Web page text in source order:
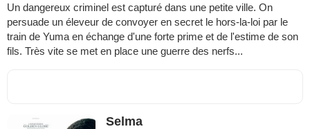
Un dangereux criminel est capturé dans une petite ville. On
persuade un éleveur de convoyer en secret le hors-la-loi par le
train de Yuma en échange d'une forte prime et de l'estime de son
fils. Très vite se met en place une guerre des nerfs...
Selma